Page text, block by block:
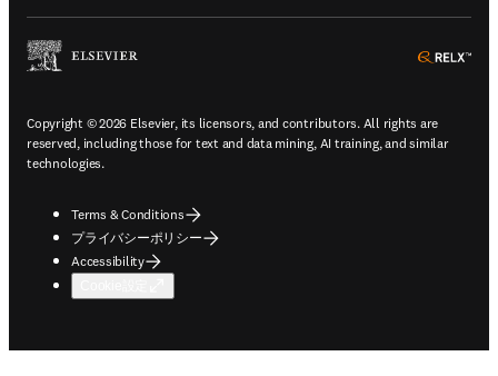
Copyright © 2026 Elsevier, its licensors, and contributors. All rights are
reserved, including those for text and data mining, AI training, and similar
technologies.
Terms & Conditions
プライバシーポリシー
Accessibility